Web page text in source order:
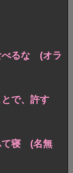
べるな (オラ
とで、許す
て寝 (名無